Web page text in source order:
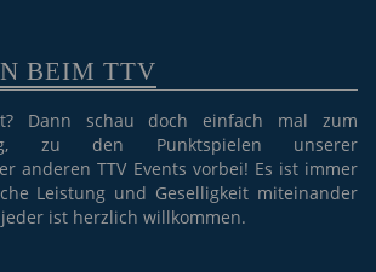
BEIM TTV
Dann schau doch einfach mal zum
zu den Punktspielen unserer
anderen TTV Events vorbei! Es ist immer
Leistung und Geselligkeit miteinander
ist herzlich willkommen.